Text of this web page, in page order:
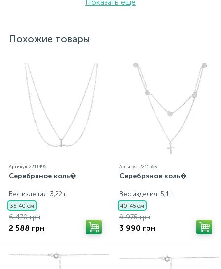
свое первоначальное состояние, а именно цвет и
государственной пробирной службой Украины, на
каждому ювелирному украшению прилагаются
бирка с указанием всех параметров.*Цвета
изделий на сайте могут незначительно отличаться
от реальных из-за особенностей цветопередачи
экрана
Показать еще
Похожие товары
Артикул: 2211495
Серебряное коль�
Вес изделия: 3,22 г.
35-40 см
6 470 грн
2 588 грн
Артикул: 2211563
Серебряное коль�
Вес изделия: 5,1 г.
40-45 см
9 975 грн
3 990 грн